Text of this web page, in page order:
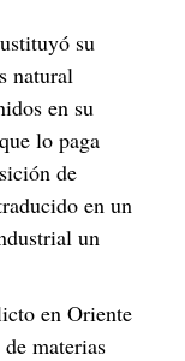
su
natural
en su
lo paga
de
en un
un
en Oriente
materias